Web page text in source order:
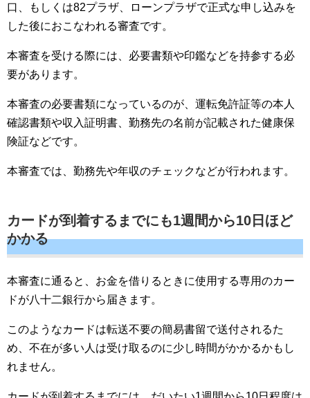
口、もしくは82プラザ、ローンプラザで正式な申し込みを
した後におこなわれる審査です。
本審査を受ける際には、必要書類や印鑑などを持参する必
要があります。
本審査の必要書類になっているのが、運転免許証等の本人
確認書類や収入証明書、勤務先の名前が記載された健康保
険証などです。
本審査では、勤務先や年収のチェックなどが行われます。
カードが到着するまでにも1週間から10日ほど
かかる
本審査に通ると、お金を借りるときに使用する専用のカー
ドが八十二銀行から届きます。
このようなカードは転送不要の簡易書留で送付されるた
め、不在が多い人は受け取るのに少し時間がかかるかもし
れません。